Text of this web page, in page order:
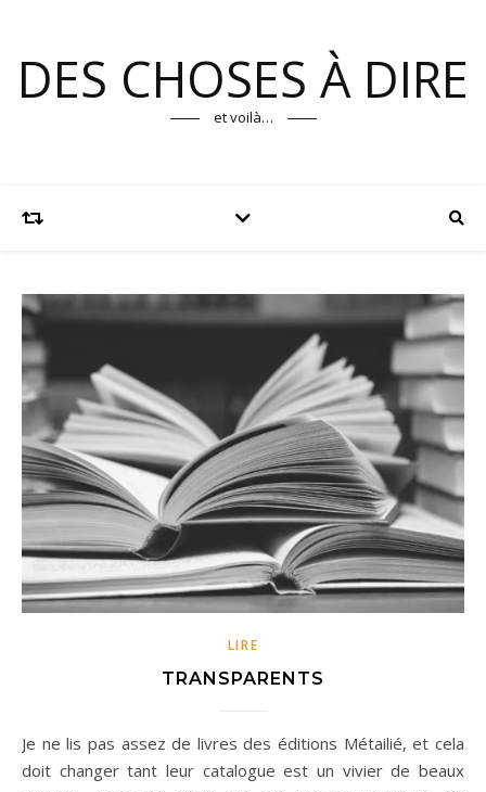
DES CHOSES À DIRE
et voilà…
LIRE
TRANSPARENTS
Je ne lis pas assez de livres des éditions Métailié, et cela
doit changer tant leur catalogue est un vivier de beaux